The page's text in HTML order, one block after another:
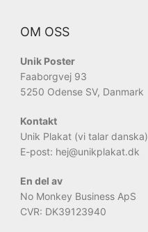
OM OSS
Unik Poster
Faaborgvej 93
5250 Odense SV, Danmark
Kontakt
Unik Plakat (vi talar danska)
E-post: hej@unikplakat.dk
En del av
No Monkey Business ApS
CVR: DK39123940